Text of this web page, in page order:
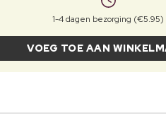
1-4 dagen bezorging (€5.95)
VOEG TOE AAN